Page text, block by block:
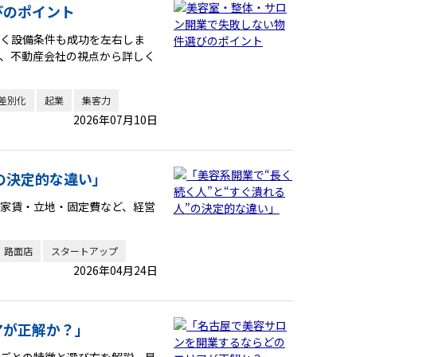
ポイント
設備条件も成功を左右しま
不動産会社の視点から詳しく
別化 起業
集客力
2026年07月10日
定的な違い」
賃・立地・固定費など、経営
路面店
スタートアップ
2026年04月24日
正解か？」